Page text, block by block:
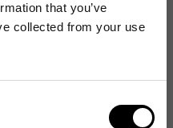
that you’ve
collected from your use